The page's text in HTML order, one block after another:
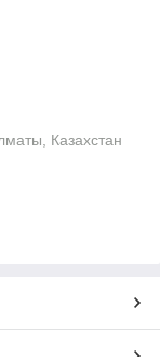
Казахстан